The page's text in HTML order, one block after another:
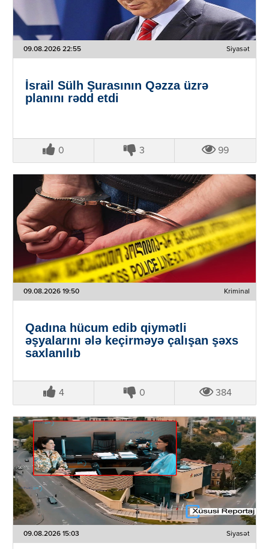
09.08.2026 22:55 Siyasət
İsrail Sülh Şurasının Qəzza üzrə
planını rədd etdi
0 3 99
09.08.2026 19:50 Kriminal
Qadına hücum edib qiymətli
əşyalarını ələ keçirməyə çalışan şəxs
saxlanılıb
4 0 384
09.08.2026 15:03 Siyasət